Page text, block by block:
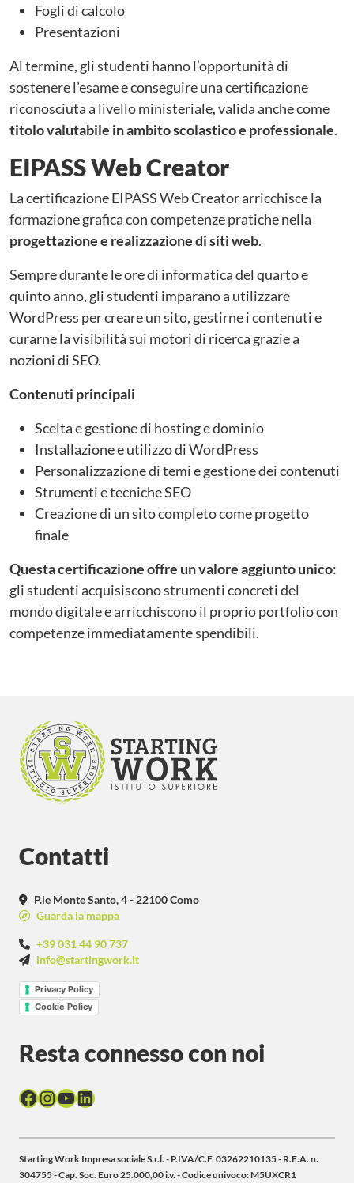
Fogli di calcolo
Presentazioni
Al termine, gli studenti hanno l’opportunità di
sostenere l’esame e conseguire una certificazione
riconosciuta a livello ministeriale, valida anche come
titolo valutabile in ambito scolastico e professionale.
EIPASS Web Creator
La certificazione EIPASS Web Creator arricchisce la
formazione grafica con competenze pratiche nella
progettazione e realizzazione di siti web.
Sempre durante le ore di informatica del quarto e
quinto anno, gli studenti imparano a utilizzare
WordPress per creare un sito, gestirne i contenuti e
curarne la visibilità sui motori di ricerca grazie a
nozioni di SEO.
Contenuti principali
Scelta e gestione di hosting e dominio
Installazione e utilizzo di WordPress
Personalizzazione di temi e gestione dei contenuti
Strumenti e tecniche SEO
Creazione di un sito completo come progetto
finale
Questa certificazione offre un valore aggiunto unico:
gli studenti acquisiscono strumenti concreti del
mondo digitale e arricchiscono il proprio portfolio con
competenze immediatamente spendibili.
Contatti
P.le Monte Santo, 4 - 22100 Como
Guarda la mappa
+39 031 44 90 737
info@startingwork.it
Privacy Policy
Cookie Policy
Resta connesso con noi
Facebook
Instagram
YouTube
LinkedIn
Starting Work Impresa sociale S.r.l. - P.IVA/C.F. 03262210135 - R.E.A. n.
304755 - Cap. Soc. Euro 25.000,00 i.v. - Codice univoco: M5UXCR1